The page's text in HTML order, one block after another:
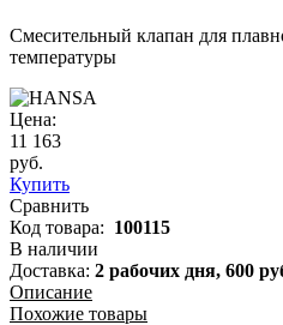
Смесительный клапан для
температуры
Цена:
11 163
руб.
Купить
Сравнить
Код товара: 100115
В наличии
Доставка: 2 рабочих дня, 600
Описание
Похожие товары